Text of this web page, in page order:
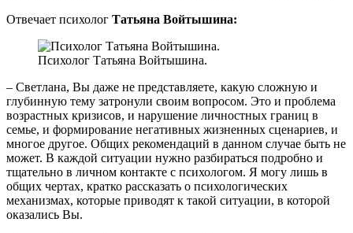
Отвечает психолог Татьяна Войтышина:
Психолог Татьяна Войтышина.
– Светлана, Вы даже не представляете, какую сложную и
глубинную тему затронули своим вопросом. Это и проблема
возрастных кризисов, и нарушение личностных границ в
семье, и формирование негативных жизненных сценариев, и
многое другое. Общих рекомендаций в данном случае быть не
может. В каждой ситуации нужно разбираться подробно и
тщательно в личном контакте с психологом. Я могу лишь в
общих чертах, кратко рассказать о психологических
механизмах, которые приводят к такой ситуации, в которой
оказались Вы.